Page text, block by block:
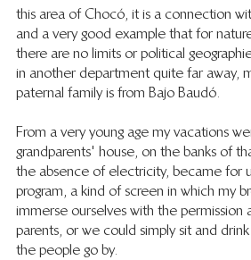
this area of Chocó, it is a connection
and a very good example that for
there are no limits or political
in another department quite far away,
paternal family is from Bajo Baudó.
From a very young age my vacations
grandparents' house, on the banks of
the absence of electricity, became for
program, a kind of screen in which my
immerse ourselves with the permission
parents, or we could simply sit and
the people go by.